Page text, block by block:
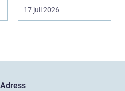
17 juli 2026
Adress